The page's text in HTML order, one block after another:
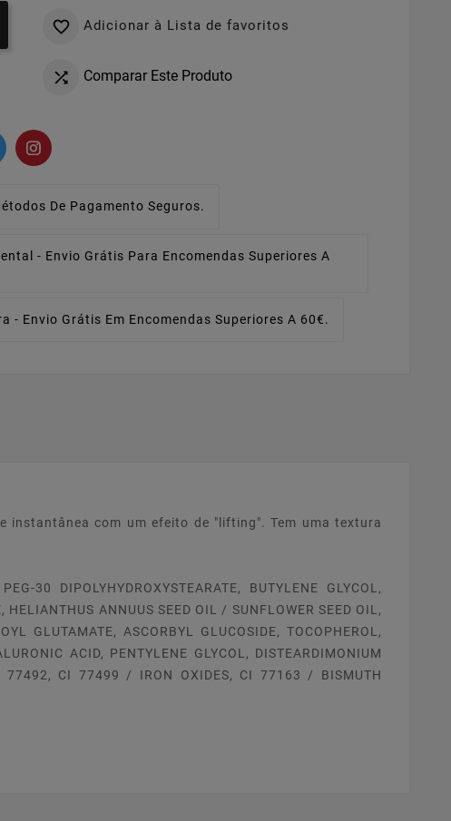
 Adicionar à Lista de favoritos
 Comparar Este Produto
De Pagamento Seguros.
- Envio Grátis Para Encomendas Superiores A
- Envio Grátis Em Encomendas Superiores A 60€.
com um efeito de "lifting". Tem uma textura
30 DIPOLYHYDROXYSTEARATE, BUTYLENE GLYCOL,
ANNUUS SEED OIL / SUNFLOWER SEED OIL,
GLUTAMATE, ASCORBYL GLUCOSIDE, TOCOPHEROL,
ACID, PENTYLENE GLYCOL, DISTEARDIMONIUM
77492, CI 77499 / IRON OXIDES, CI 77163 / BISMUTH